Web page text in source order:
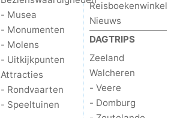
- Musea
- Monumenten
- Molens
- Uitkijkpunten
Attracties
- Rondvaarten
- Speeltuinen
Reisboekenwinkel
Nieuws
DAGTRIPS
Zeeland
Walcheren
- Veere
- Domburg